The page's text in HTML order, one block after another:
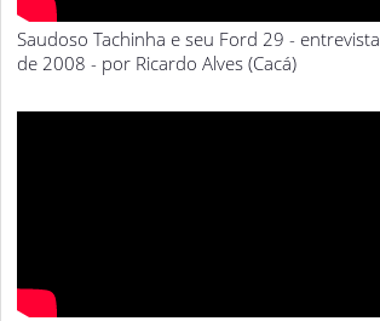
Saudoso Tachinha e seu Ford 29 - entrevista
de 2008 - por Ricardo Alves (Cacá)